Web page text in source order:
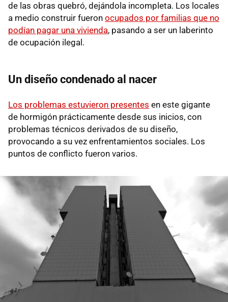
de las obras quebró, dejándola incompleta. Los locales
a medio construir fueron ocupados por familias que no
podían pagar una vivienda, pasando a ser un laberinto
de ocupación ilegal.
Un diseño condenado al nacer
Los problemas estuvieron presentes en este gigante
de hormigón prácticamente desde sus inicios, con
problemas técnicos derivados de su diseño,
provocando a su vez enfrentamientos sociales. Los
puntos de conflicto fueron varios.